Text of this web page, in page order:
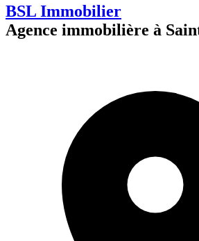
BSL Immobilier
Agence immobilière à